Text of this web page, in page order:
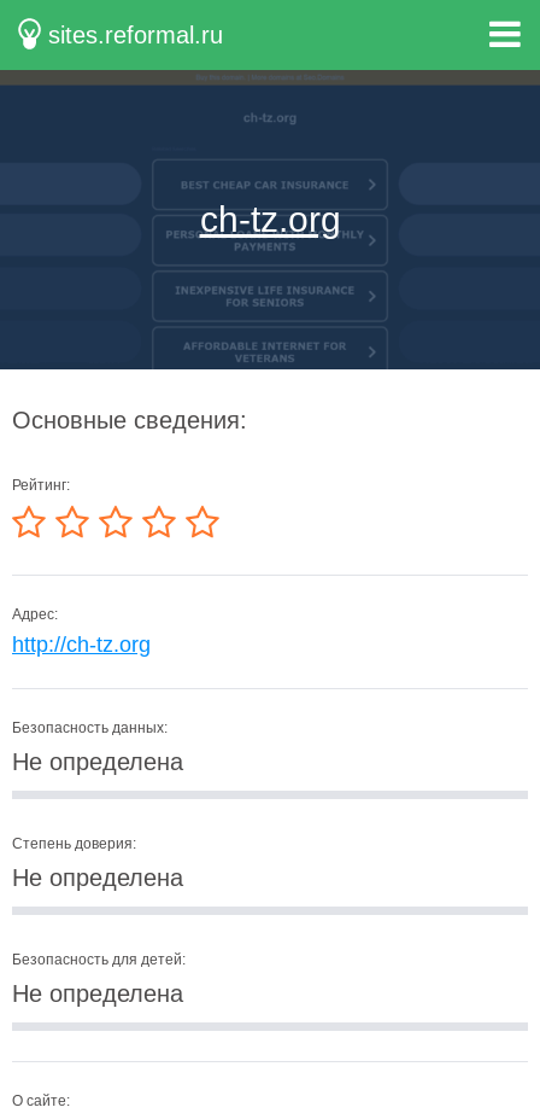
sites.reformal.ru
ch-tz.org
Основные сведения:
Рейтинг:
Адрес:
http://ch-tz.org
Безопасность данных:
Не определена
Степень доверия:
Не определена
Безопасность для детей:
Не определена
О сайте: